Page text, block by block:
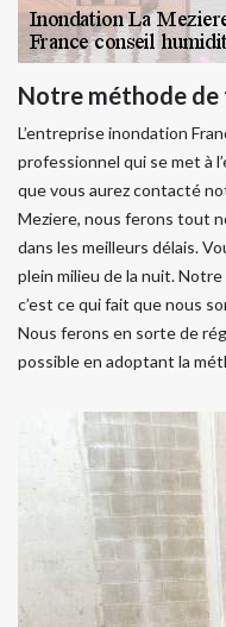
Notre méthode
L’entreprise inondation
professionnel qui se met à
que vous aurez contacté
Meziere, nous ferons tout
dans les meilleurs délais.
plein milieu de la nuit.
c’est ce qui fait que nous
Nous ferons en sorte de
possible en adoptant la